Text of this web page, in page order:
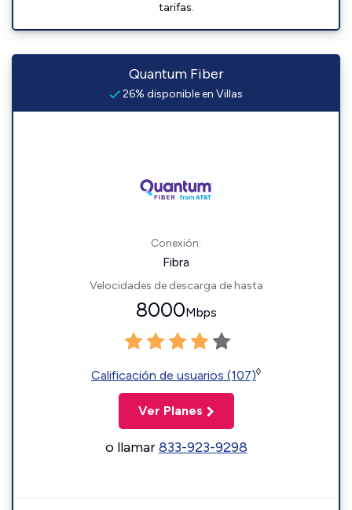
tarifas.
Quantum Fiber
26% disponible en Villas
Conexión:
Fibra
Velocidades de descarga de hasta
8000Mbps
Calificación de usuarios (107)◊
Ver Planes
o llamar833-923-9298